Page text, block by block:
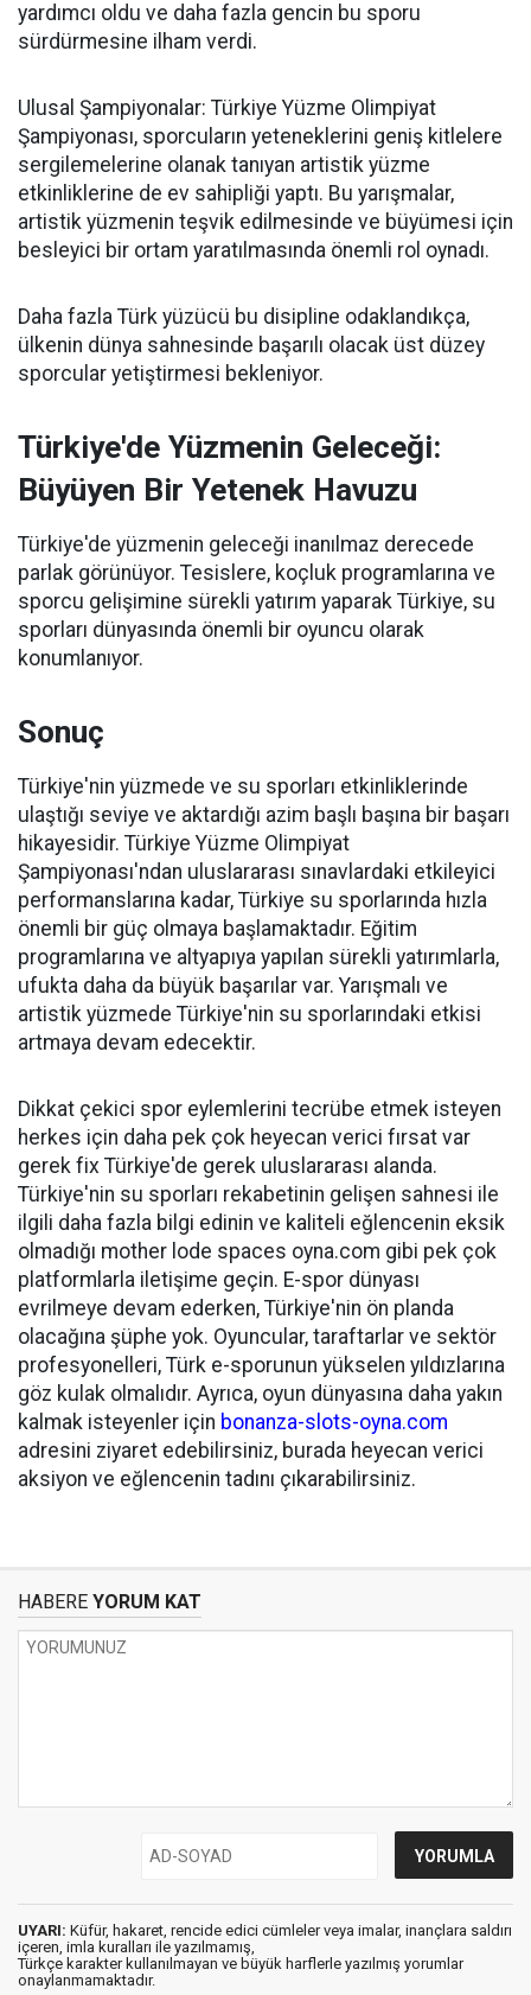
yardımcı oldu ve daha fazla gencin bu sporu
sürdürmesine ilham verdi.
Ulusal Şampiyonalar: Türkiye Yüzme Olimpiyat
Şampiyonası, sporcuların yeteneklerini geniş kitlelere
sergilemelerine olanak tanıyan artistik yüzme
etkinliklerine de ev sahipliği yaptı. Bu yarışmalar,
artistik yüzmenin teşvik edilmesinde ve büyümesi için
besleyici bir ortam yaratılmasında önemli rol oynadı.
Daha fazla Türk yüzücü bu disipline odaklandıkça,
ülkenin dünya sahnesinde başarılı olacak üst düzey
sporcular yetiştirmesi bekleniyor.
Türkiye'de Yüzmenin Geleceği:
Büyüyen Bir Yetenek Havuzu
Türkiye'de yüzmenin geleceği inanılmaz derecede
parlak görünüyor. Tesislere, koçluk programlarına ve
sporcu gelişimine sürekli yatırım yaparak Türkiye, su
sporları dünyasında önemli bir oyuncu olarak
konumlanıyor.
Sonuç
Türkiye'nin yüzmede ve su sporları etkinliklerinde
ulaştığı seviye ve aktardığı azim başlı başına bir başarı
hikayesidir. Türkiye Yüzme Olimpiyat
Şampiyonası'ndan uluslararası sınavlardaki etkileyici
performanslarına kadar, Türkiye su sporlarında hızla
önemli bir güç olmaya başlamaktadır. Eğitim
programlarına ve altyapıya yapılan sürekli yatırımlarla,
ufukta daha da büyük başarılar var. Yarışmalı ve
artistik yüzmede Türkiye'nin su sporlarındaki etkisi
artmaya devam edecektir.
Dikkat çekici spor eylemlerini tecrübe etmek isteyen
herkes için daha pek çok heyecan verici fırsat var
gerek fix Türkiye'de gerek uluslararası alanda.
Türkiye'nin su sporları rekabetinin gelişen sahnesi ile
ilgili daha fazla bilgi edinin ve kaliteli eğlencenin eksik
olmadığı mother lode spaces oyna.com gibi pek çok
platformlarla iletişime geçin. E-spor dünyası
evrilmeye devam ederken, Türkiye'nin ön planda
olacağına şüphe yok. Oyuncular, taraftarlar ve sektör
profesyonelleri, Türk e-sporunun yükselen yıldızlarına
göz kulak olmalıdır. Ayrıca, oyun dünyasına daha yakın
kalmak isteyenler için bonanza-slots-oyna.com
adresini ziyaret edebilirsiniz, burada heyecan verici
aksiyon ve eğlencenin tadını çıkarabilirsiniz.
HABERE YORUM KAT
UYARI: Küfür, hakaret, rencide edici cümleler veya imalar, inançlara saldırı
içeren, imla kuralları ile yazılmamış,
Türkçe karakter kullanılmayan ve büyük harflerle yazılmış yorumlar
onaylanmamaktadır.